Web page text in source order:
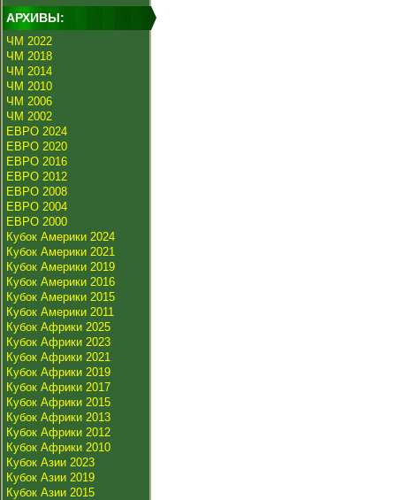
АРХИВЫ:
ЧМ 2022
ЧМ 2018
ЧМ 2014
ЧМ 2010
ЧМ 2006
ЧМ 2002
ЕВРО 2024
ЕВРО 2020
ЕВРО 2016
ЕВРО 2012
ЕВРО 2008
ЕВРО 2004
ЕВРО 2000
Кубок Америки 2024
Кубок Америки 2021
Кубок Америки 2019
Кубок Америки 2016
Кубок Америки 2015
Кубок Америки 2011
Кубок Африки 2025
Кубок Африки 2023
Кубок Африки 2021
Кубок Африки 2019
Кубок Африки 2017
Кубок Африки 2015
Кубок Африки 2013
Кубок Африки 2012
Кубок Африки 2010
Кубок Азии 2023
Кубок Азии 2019
Кубок Азии 2015